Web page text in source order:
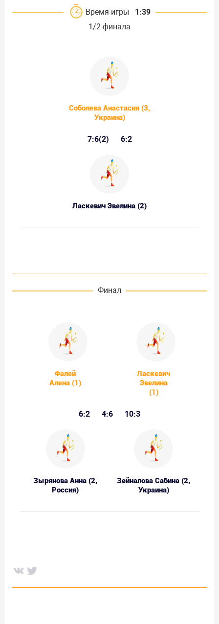
Время игры - 1:39
1/2 финала
Соболева Анастасия (3,
Украина)
7:6(2) 6:2
Ласкевич Эвелина (2)
Финал
Фалей
Алена (1)
Ласкевич
Эвелина
(1)
6:2 4:6 10:3
Зырянова Анна (2,
Россия)
Зейналова Сабина (2,
Украина)